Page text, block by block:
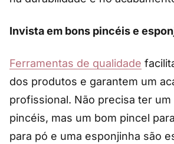
Invista em bons pincéis e
Ferramentas de qualidade
dos produtos e garantem um
profissional. Não precisa ter um
pincéis, mas um bom pincel
para pó e uma esponjinha são